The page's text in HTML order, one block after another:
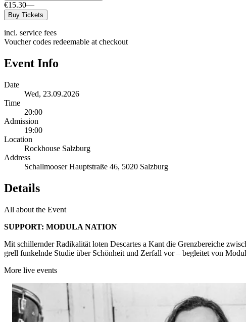
€15.30—
Buy Tickets
incl. service fees
Voucher codes redeemable at checkout
Event Info
Date
Wed, 23.09.2026
Time
20:00
Admission
19:00
Location
Rockhouse Salzburg
Address
Schallmooser Hauptstraße 46, 5020 Salzburg
Details
All about the Event
SUPPORT: MODULA NATION
Mit schillernder Radikalität loten Descartes a Kant die Grenzbereiche
grell funkelnde Studie über Schönheit und Zerfall vor – begleitet von
More live events